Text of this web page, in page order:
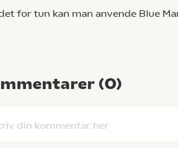
for tun kan man anvende Blue
(0)
din kommentar her